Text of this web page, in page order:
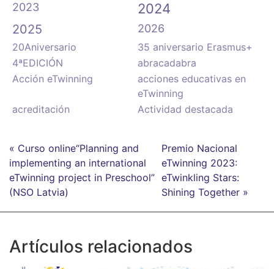
2023
2024
2025 2026
20Aniversario
35 aniversario Erasmus+
4ªEDICIÓN
abracadabra
Acción eTwinning
acciones educativas en
eTwinning
acreditación
Actividad destacada
« Curso online“Planning and
implementing an international
eTwinning project in Preschool”
(NSO Latvia)
Premio Nacional
eTwinning 2023:
eTwinkling Stars:
Shining Together »
Artículos relacionados